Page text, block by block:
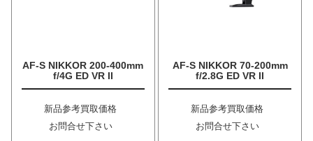
AF-S NIKKOR 200-400mm
f/4G ED VR II
新品参考買取価格
お問合せ下さい
AF-S NIKKOR 70-200mm
f/2.8G ED VR II
新品参考買取価格
お問合せ下さい